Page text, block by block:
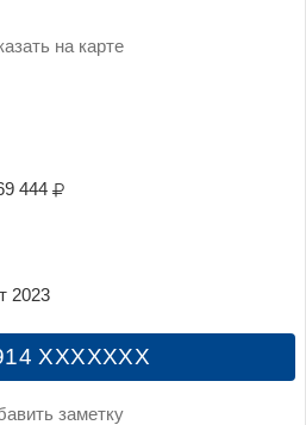
на карте
444
XXXXXXX
заметку
2023